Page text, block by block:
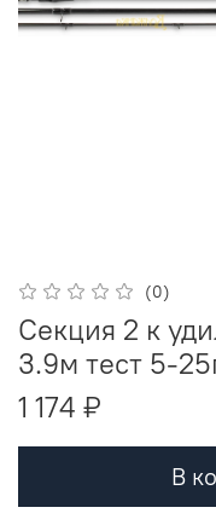
(0)
Секция 2 к
3.9м тест 5-
1 174 ₽
В